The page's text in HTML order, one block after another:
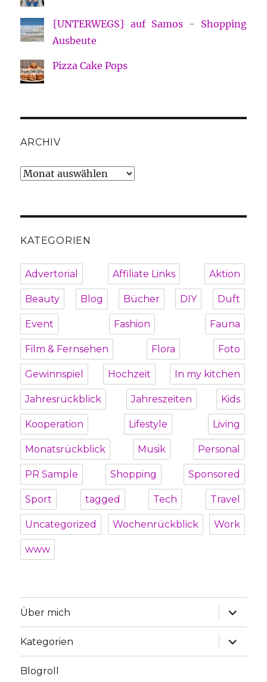
{UNTERWEGS} auf Samos - Shopping
Ausbeute
Pizza Cake Pops
ARCHIV
Archiv
KATEGORIEN
Advertorial Affiliate Links Aktion
Beauty Blog Bücher DIY Duft
Event Fashion Fauna
Film & Fernsehen Flora Foto
Gewinnspiel Hochzeit In my kitchen
Jahresrückblick Jahreszeiten Kids
Kooperation Lifestyle Living
Monatsrückblick Musik Personal
PR Sample Shopping Sponsored
Sport tagged Tech Travel
Uncategorized Wochenrückblick Work
www
Über mich
öffnen
Kategorien
öffnen
Blogroll